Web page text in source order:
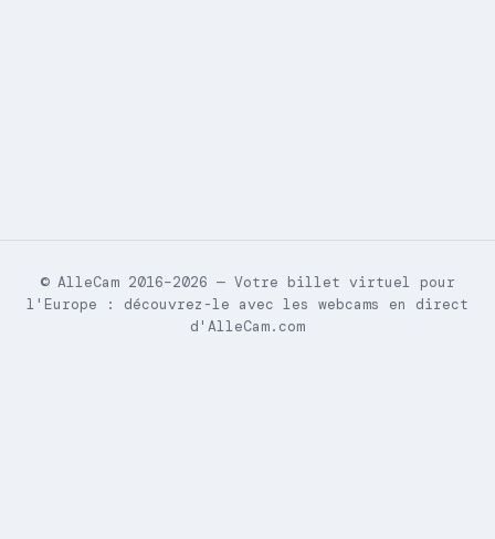
© AlleCam 2016–2026 — Votre billet virtuel pour
l'Europe : découvrez-le avec les webcams en direct
d'AlleCam.com